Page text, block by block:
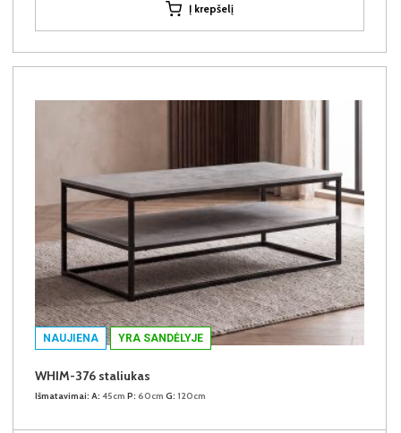
Į krepšelį
NAUJIENA YRA SANDĖLYJE
WHIM-376 staliukas
Išmatavimai: A: 45cm P: 60cm G: 120cm